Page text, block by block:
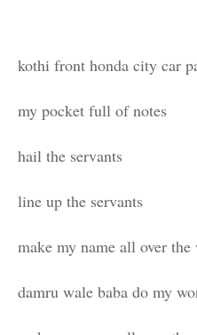
kothi front honda city car
my pocket full of notes
hail the servants
line up the servants
make my name all over
damru wale baba do my